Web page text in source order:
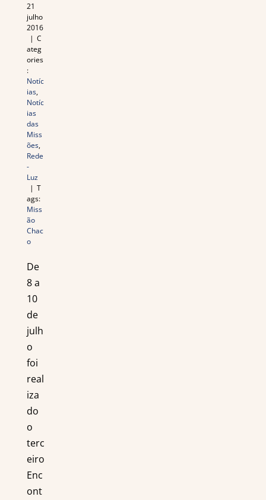
21
julho
2016
| C
ateg
ories
:
Notíc
ias,
Notíc
ias
das
Miss
ões,
Rede
-
Luz
| T
ags:
Miss
ão
Chac
o
De
8 a
10
de
julh
o
foi
real
iza
do
o
terc
eiro
Enc
ont